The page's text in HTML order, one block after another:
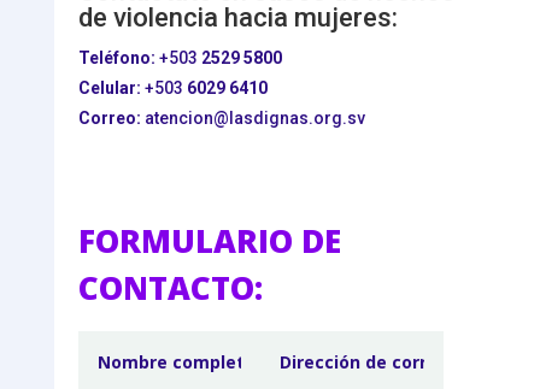
de violencia hacia mujeres:
Teléfono: +503 2529 5800
Celular: +503 6029 6410
Correo: atencion@lasdignas.org.sv
FORMULARIO DE
CONTACTO: